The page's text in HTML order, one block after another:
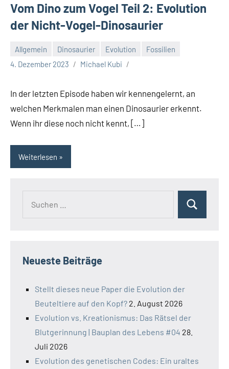
Vom Dino zum Vogel Teil 2: Evolution
der Nicht-Vogel-Dinosaurier
Allgemein Dinosaurier Evolution
Fossilien
4. Dezember 2023
Michael Kubi
In der letzten Episode haben wir kennengelernt, an
welchen Merkmalen man einen Dinosaurier erkennt.
Wenn ihr diese noch nicht kennt, […]
Weiterlesen
Suchen
Neueste Beiträge
Stellt dieses neue Paper die Evolution der
Beuteltiere auf den Kopf? 2. August 2026
Evolution vs. Kreationismus: Das Rätsel der
Blutgerinnung | Bauplan des Lebens #04 28.
Juli 2026
Evolution des genetischen Codes: Ein uraltes